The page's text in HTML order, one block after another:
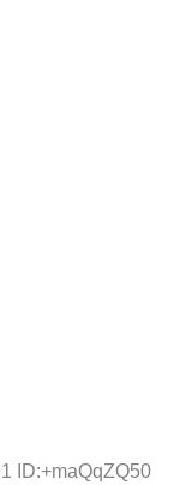
ID:+maQqZQ50